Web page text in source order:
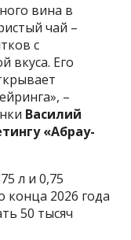
вина в
чай –
с
вкуса. Его
–
Василий
«Абрау-
л и 0,75
конца 2026 года
50 тысяч